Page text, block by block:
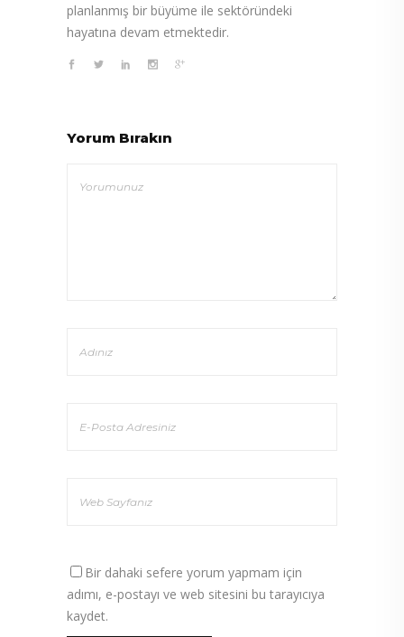
planlanmış bir büyüme ile sektöründeki
hayatına devam etmektedir.
Yorum Bırakın
Bir dahaki sefere yorum yapmam için
adımı, e-postayı ve web sitesini bu tarayıcıya
kaydet.